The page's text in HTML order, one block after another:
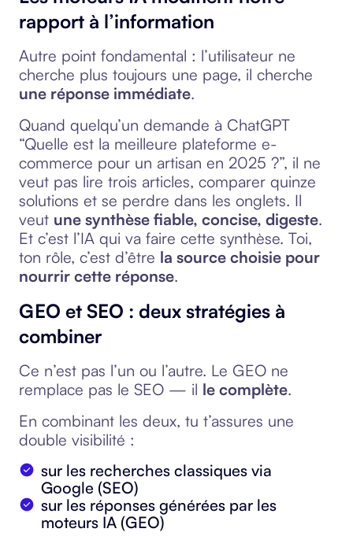
rapport à l’information
Autre point fondamental : l’utilisateur ne
cherche plus toujours une page, il cherche
une réponse immédiate.
Quand quelqu’un demande à ChatGPT
“Quelle est la meilleure plateforme e-
commerce pour un artisan en 2025 ?”, il ne
veut pas lire trois articles, comparer quinze
solutions et se perdre dans les onglets. Il
veut une synthèse fiable, concise, digeste.
Et c’est l’IA qui va faire cette synthèse. Toi,
ton rôle, c’est d’être la source choisie pour
nourrir cette réponse.
GEO et SEO : deux stratégies à
combiner
Ce n’est pas l’un ou l’autre. Le GEO ne
remplace pas le SEO — il le complète.
En combinant les deux, tu t’assures une
double visibilité :
sur les recherches classiques via
Google (SEO)
sur les réponses générées par les
moteurs IA (GEO)